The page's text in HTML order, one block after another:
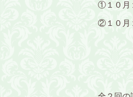
①１０月
②１０